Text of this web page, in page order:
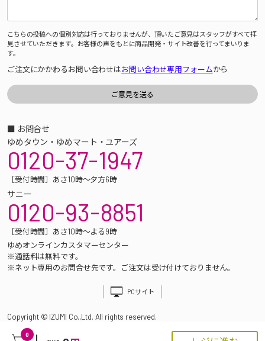
0
こちらの投稿への個別対応は行っておりませんが、頂いたご意見はスタッフがすべて拝
見させていただきます。お客様の声をもとに商品開発・サイト改善を行ってまいりま
す。
ご注文にかかわるお問い合わせはお問い合わせ専用フォームから
■ お問合せ
ゆめタウン・ゆめマート・ユアーズ
0120-37-1947
［受付時間］あさ10時～夕方6時
サニー
0120-93-8851
［受付時間］あさ10時～よる9時
ゆめオンラインカスタマーセンター
※通話料は無料です。
※ネット専用のお問合せ先です。ご注文は受け付けておりません。
PCサイト
Copyright © IZUMI Co.,Ltd. All rights reserved.